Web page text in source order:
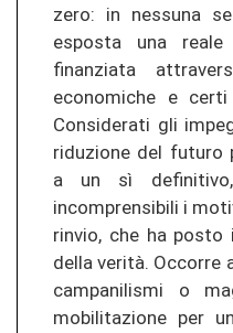
zero: in nessuna
esposta una reale
finanziata
economiche e
Considerati gli
riduzione del futuro
a un sì definitivo,
incomprensibili i
rinvio, che ha
della verità. Occorre
campanilismi o
mobilitazione per